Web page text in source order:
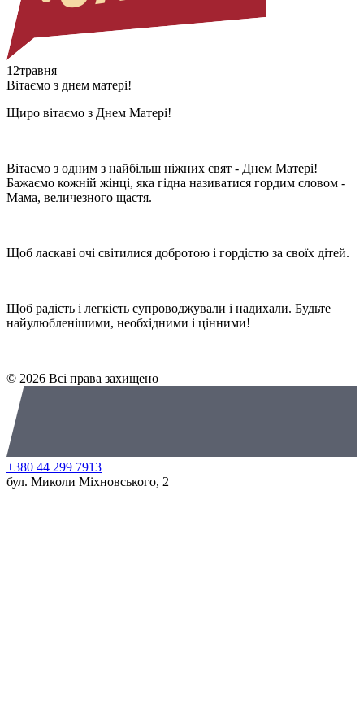
12травня
Вітаємо з днем матері!
Щиро вітаємо з Днем Матері!
Вітаємо з одним з найбільш ніжних свят - Днем Матері!
Бажаємо кожній жінці, яка гідна називатися гордим словом -
Мама, величезного щастя.
Щоб ласкаві очі світилися добротою і гордістю за своїх дітей.
Щоб радість і легкість супроводжували і надихали. Будьте
найулюбленішими, необхідними і цінними!
© 2026 Всі права захищено
+380 44 299 7913
бул. Миколи Міхновського, 2